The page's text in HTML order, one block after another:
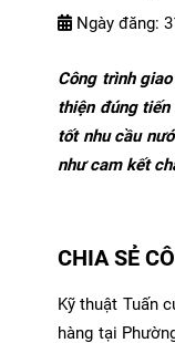
Ngày đăng:
Công trình
thiện đúng
tốt nhu cầu
như cam kết
CHIA SẺ
Kỹ thuật Tuấn
hàng tại